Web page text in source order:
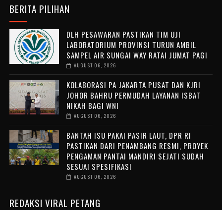
BERITA PILIHAN
DLH PESAWARAN PASTIKAN TIM UJI
LABORATORIUM PROVINSI TURUN AMBIL
SAMPEL AIR SUNGAI WAY RATAI JUMAT PAGI
AUGUST 06, 2026
KOLABORASI PA JAKARTA PUSAT DAN KJRI
JOHOR BAHRU PERMUDAH LAYANAN ISBAT
NIKAH BAGI WNI
AUGUST 06, 2026
BANTAH ISU PAKAI PASIR LAUT, DPR RI
PASTIKAN DARI PENAMBANG RESMI, PROYEK
PENGAMAN PANTAI MANDIRI SEJATI SUDAH
SESUAI SPESIFIKASI
AUGUST 06, 2026
REDAKSI VIRAL PETANG